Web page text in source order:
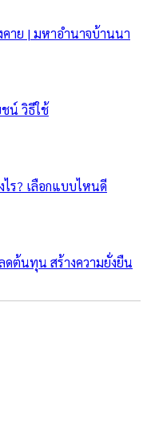
าย | มหาอำนาจบ้านนา
น์ วิธีใช้
ร? เลือกแบบไหนดี
ต้นทุน สร้างความยั่งยืน